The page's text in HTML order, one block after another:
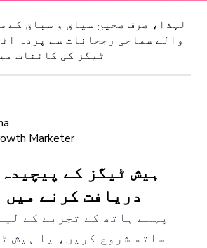
لہذا، صرف صحیح سیاق و سباق کے
والے سماجی رجحانات سے پردہ
ٹیگز کی کائنات
Marketer
ہیش ٹیگز کے
دریافت کرنے میں
پہلے ہاتھ کے تجربے کے
ساتھ شروع کریں، یا ہیش